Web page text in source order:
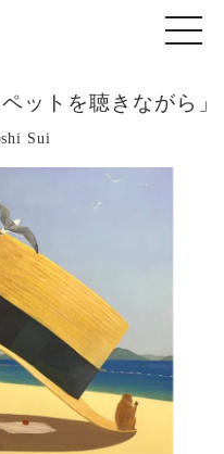
ットを聴きながら」
Sui